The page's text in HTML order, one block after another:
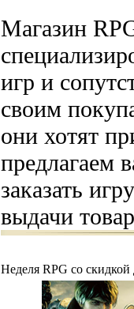
Магазин
игр и
своим
они хотят
предлагаем
заказать
выдачи
Неделя RPG со скидкой